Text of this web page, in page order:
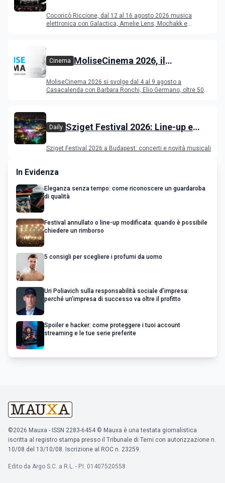
Cocoricò Riccione, dal 12 al 16 agosto 2026 musica
elettronica con Galactica, Amelie Lens, Mochakk e
Cinema MoliseCinema 2026, il
MoliseCinema 2026 si svolge dal 4 al 9 agosto a
Casacalenda con Barbara Ronchi, Elio Germano, oltre 50
Daily Sziget Festival 2026: Line-up e
Sziget Festival 2026 a Budapest: concerti e novità musicali
In Evidenza
Eleganza senza tempo: come riconoscere un guardaroba
di qualità
Festival annullato o line-up modificata: quando è possibile
chiedere un rimborso
5 consigli per scegliere i profumi da uomo
Uri Poliavich sulla responsabilità sociale d’impresa:
perché un’impresa di successo va oltre il profitto
Spoiler e hacker: come proteggere i tuoi account
streaming e le tue serie preferite
©2026 Mauxa - ISSN 2283-6454 © Mauxa è una testata giornalistica
iscritta al registro stampa presso il Tribunale di Terni con autorizzazione n.
10/08 del 13/10/08. Iscrizione al ROC n. 23259.
Edito da Argo S.C. a R.L. - P.I. 01407520558